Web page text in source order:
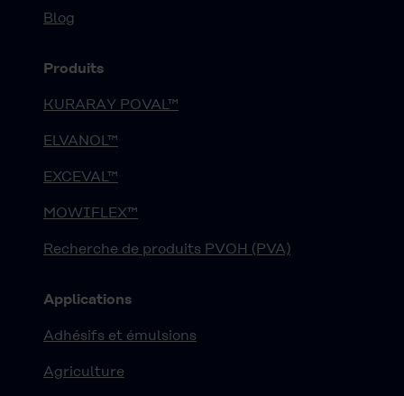
Blog
Produits
KURARAY POVAL™
ELVANOL™
EXCEVAL™
MOWIFLEX™
Recherche de produits PVOH (PVA)
Applications
Adhésifs et émulsions
Agriculture